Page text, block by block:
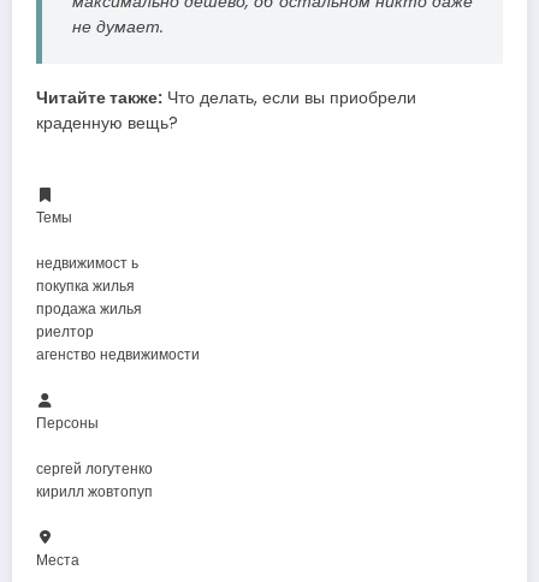
не думает.
Читайте также: Что делать, если вы приобрели
краденную вещь?
Темы
недвижимост ь
покупка жилья
продажа жилья
риелтор
агенство недвижимости
Персоны
сергей логутенко
кирилл жовтопуп
Места